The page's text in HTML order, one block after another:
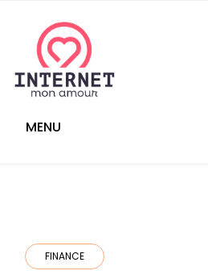
content
MENU
FINANCE